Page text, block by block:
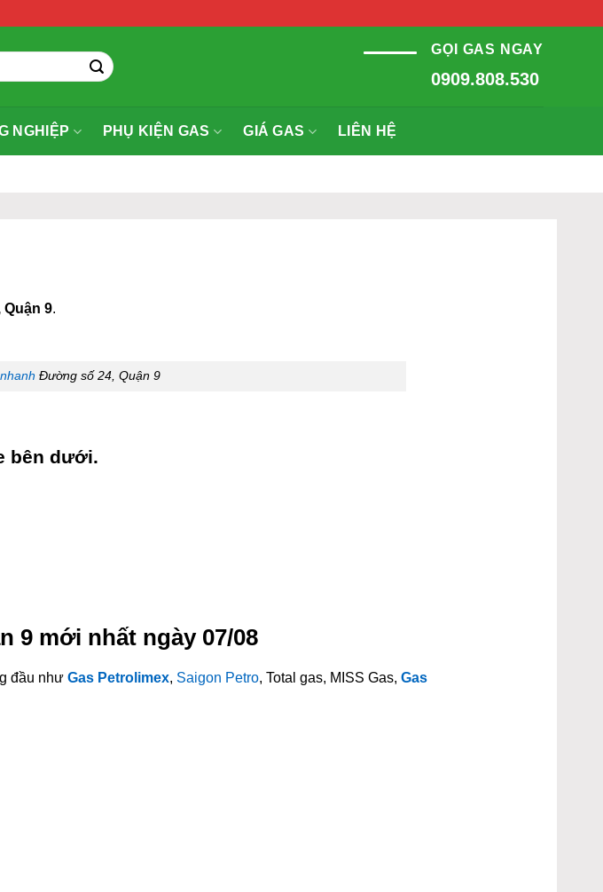
GỌI GAS NGAY
0909.808.530
NGHIỆP PHỤ KIỆN GAS GIÁ GAS LIÊN HỆ
9.
Đường số 24, Quận 9
bên dưới.
9 mới nhất ngày 07/08
đầu nhưGas Petrolimex, Saigon Petro, Total gas, MISS Gas,Gas